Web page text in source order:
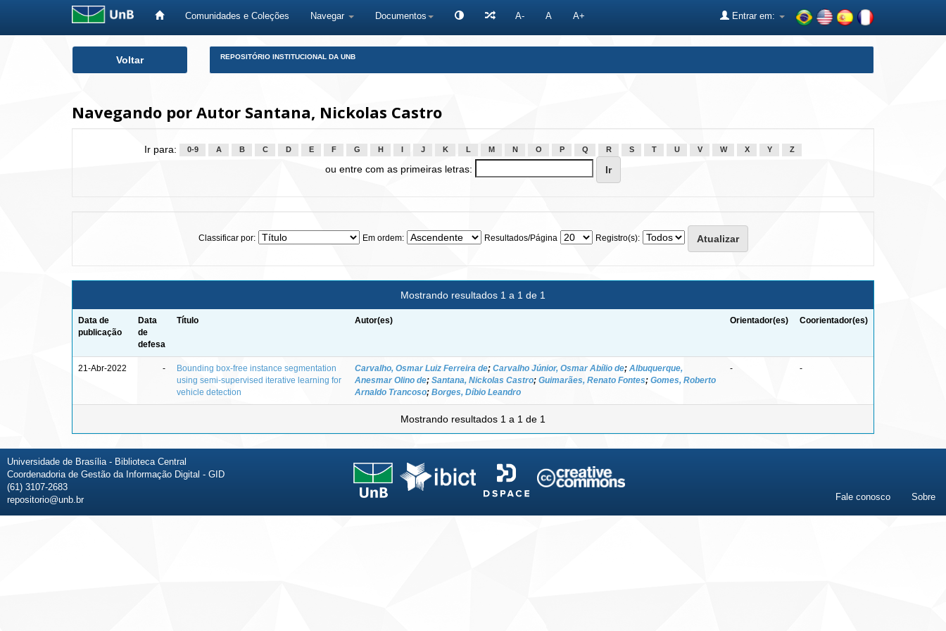
Comunidades e Coleções Navegar Documentos A- A A+ Entrar em:
Voltar REPOSITÓRIO INSTITUCIONAL DA UNB
Navegando por Autor Santana, Nickolas Castro
Ir para: 0-9 A B C D E F G H J K L M N O P Q R S T U V W X Y Z
ou entre com as primeiras letras:
Classificar por: Em ordem: Resultados/Página Registro(s):
Mostrando resultados 1 a 1 de 1
Data de
publicação
Data
de
defesa
Título Autor(es) Orientador(es) Coorientador(es)
21-Abr-2022 -
Bounding box-free instance segmentation
using semi-supervised iterative learning for
vehicle detection
Carvalho, Osmar Luiz Ferreira de; Carvalho Júnior, Osmar Abílio de; Albuquerque,
Anesmar Olino de; Santana, Nickolas Castro; Guimarães, Renato Fontes; Gomes, Roberto
Arnaldo Trancoso; Borges, Díbio Leandro
- -
Mostrando resultados 1 a 1 de 1
Universidade de Brasília - Biblioteca Central
Coordenadoria de Gestão da Informação Digital - GID
(61) 3107-2683
repositorio@unb.br
Fale conosco Sobre